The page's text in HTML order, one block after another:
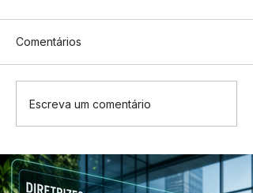
Comentários
Escreva um comentário